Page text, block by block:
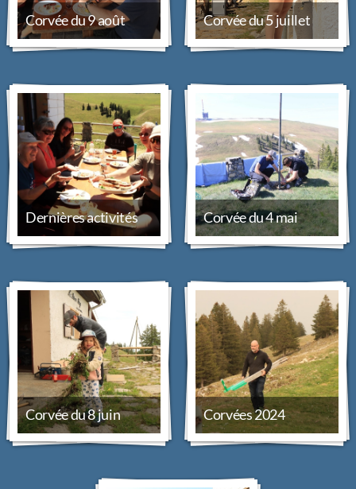
Corvée du 9 août Corvée du 5 juillet
Dernières activités Corvée du 4 mai
Corvée du 8 juin Corvées 2024
Paiement au chalet